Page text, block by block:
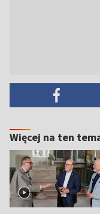
Więcej na ten